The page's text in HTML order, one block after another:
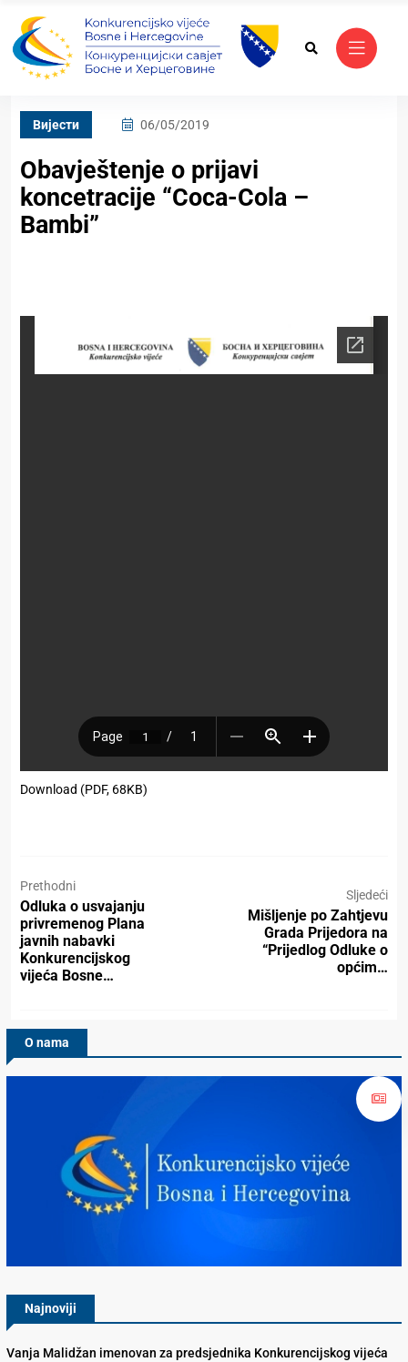
Вијести 06/05/2019
Obavještenje o prijavi
koncetracije “Coca-Cola –
Bambi”
Download (PDF, 68KB)
Prethodni
Odluka o usvajanju
privremenog Plana
javnih nabavki
Konkurencijskog
vijeća Bosne…
Sljedeći
Mišljenje po Zahtjevu
Grada Prijedora na
“Prijedlog Odluke o
općim…
O nama
Najnoviji
Vanja Malidžan imenovan za predsjednika Konkurencijskog vijeća